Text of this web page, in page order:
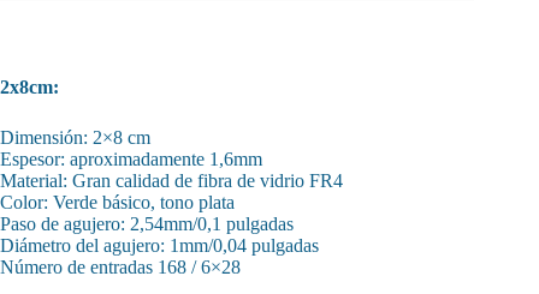
2x8cm:
Dimensión: 2×8 cm
Espesor: aproximadamente 1,6mm
Material: Gran calidad de fibra de vidrio FR4
Color: Verde básico, tono plata
Paso de agujero: 2,54mm/0,1 pulgadas
Diámetro del agujero: 1mm/0,04 pulgadas
Número de entradas 168 / 6×28